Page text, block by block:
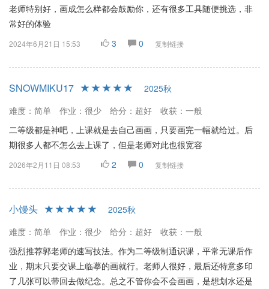
老师特别好，画成怎么样都会鼓励你，还有很多工具随便挑选，非
常好的体验
2024年6月21日 15:53 3 0 复制链接
SNOWMIKU17
2025秋
难度：简单
作业：很少 给分：超好
收获：一般
二等级都是神吧，上课就是去自己画画，只要画完一幅就给过。后
期很多人都不怎么去上课了，但是老师对此也很宽容
2026年2月11日 08:53 2 0 复制链接
小馒头
2025秋
难度：简单
作业：很少 给分：超好
收获：一般
强烈推荐郭老师的速写技法。作为二等级制通识课，平常无课后作
业，期末只要交课上临摹的画就行。老师人很好，最后还特意多印
了几张可以带回去做纪念。总之不管你会不会画画，是想划水还是